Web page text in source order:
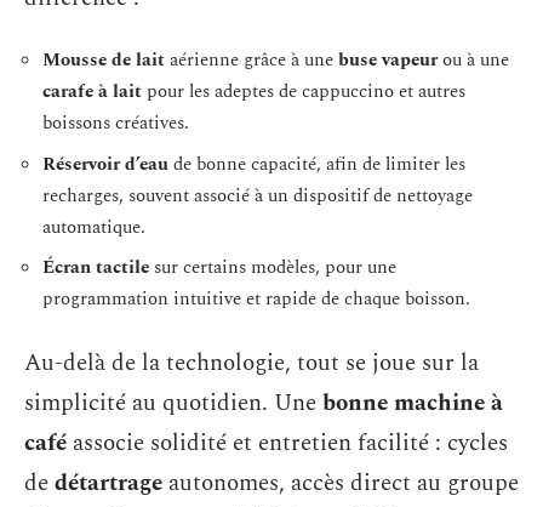
Mousse de laitaérienne grâce à unebuse vapeurou à une
carafe à lait pour les adeptes de cappuccino et autres
boissons créatives.
Réservoir d’eaude bonne capacité, afin de limiter les
recharges, souvent associé à un dispositif de nettoyage
automatique.
Écran tactile sur certains modèles, pour une
programmation intuitive et rapide de chaque boisson.
Au-delà de la technologie, tout se joue sur la
simplicité au quotidien. Unebonne machine à
café associe solidité et entretien facilité : cycles
dedétartrage autonomes, accès direct au groupe